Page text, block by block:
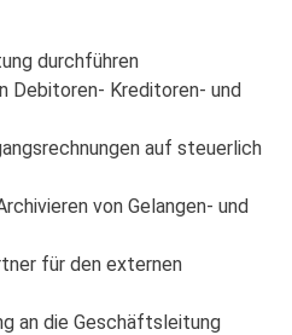
durchführen
Debitoren- Kreditoren- und
auf steuerlich
von Gelangen- und
für den externen
an die Geschäftsleitung